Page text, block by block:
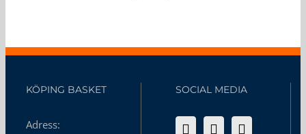
KÖPING BASKET
Adress:
SOCIAL MEDIA